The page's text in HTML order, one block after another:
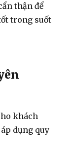
thận để
trong suốt
khách
dụng quy